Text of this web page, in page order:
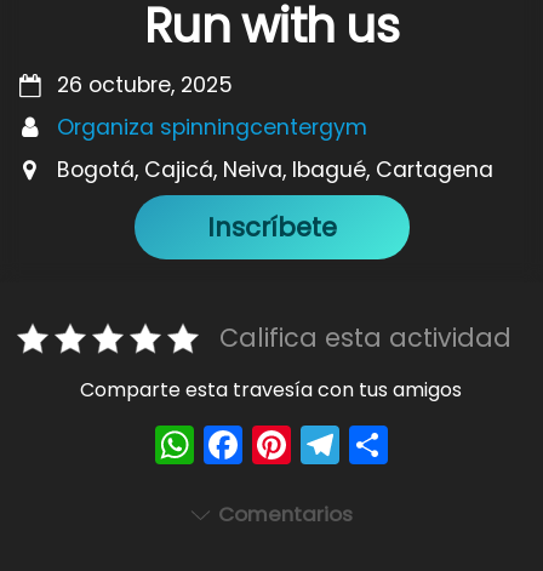
Run with us
26 octubre, 2025
Organiza spinningcentergym
Bogotá, Cajicá, Neiva, Ibagué, Cartagena
Inscríbete
Califica esta actividad
Comparte esta travesía con tus amigos
W
h
a
F
a
c
Pi
nt
er
T
el
e
Comentarios